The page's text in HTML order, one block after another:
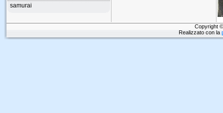
samurai
Copyright
Realizzato con la